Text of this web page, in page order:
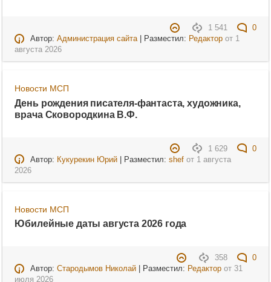
1 541
0
Автор: Администрация сайта| Разместил: Редакторот 1
августа 2026
Новости МСП
День рождения писателя-фантаста, художника,
врача Сковородкина В.Ф.
1 629
0
Автор: Кукурекин Юрий| Разместил: shefот 1 августа
2026
Новости МСП
Юбилейные даты августа 2026 года
358
0
Автор: Стародымов Николай| Разместил: Редакторот 31
июля 2026